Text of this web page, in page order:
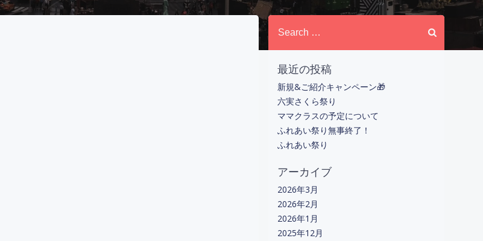
Search
for:
最近の投稿
新規&ご紹介キャンペーン🎁
六実さくら祭り
ママクラスの予定について
ふれあい祭り無事終了！
ふれあい祭り
アーカイブ
2026年3月
2026年2月
2026年1月
2025年12月